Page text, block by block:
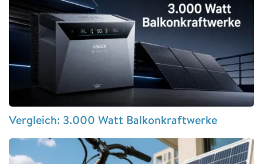
Vergleich: 3.000 Watt Balkonkraftwerke